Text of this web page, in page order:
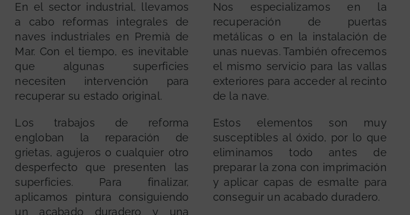
En el sector industrial, llevamos
a cabo reformas integrales de
naves industriales en Premià de
Mar. Con el tiempo, es inevitable
que algunas superficies
necesiten intervención para
recuperar su estado original.
Los trabajos de reforma
engloban la reparación de
grietas, agujeros o cualquier otro
desperfecto que presenten las
superficies. Para finalizar,
aplicamos pintura consiguiendo
un acabado duradero y una
Nos especializamos en la
recuperación de puertas
metálicas o en la instalación de
unas nuevas. También ofrecemos
el mismo servicio para las vallas
exteriores para acceder al recinto
de la nave.
Estos elementos son muy
susceptibles al óxido, por lo que
eliminamos todo antes de
preparar la zona con imprimación
y aplicar capas de esmalte para
conseguir un acabado duradero.